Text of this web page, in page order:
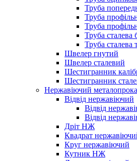
Труба
Труба
Труба
Труба сталева
Труба сталева
Швелер гнутий
Швелер сталевий
Шестигранник
Шестигранник
Нержавіючий
Відвід нержавіючий
Відвід
Відвід
Дріт НЖ
Квадрат
Круг нержавіючий
Кутник НЖ